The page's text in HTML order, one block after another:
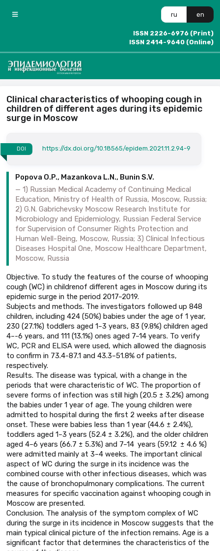
ru en
ISSN 2226-6976 (Print)
ISSN 2414-9640 (Online)
Clinical characteristics of whooping cough in
children of different ages during its epidemic
surge in Moscow
DOI https://dx.doi.org/10.18565/epidem.2021.11.2.94-9
Popova O.P., Mazankova L.N., Bunin S.V.
1) Russian Medical Academy of Continuing Medical
Education, Ministry of Health of Russia, Moscow, Russia;
2) G.N. Gabrichevsky Moscow Research Institute for
Microbiology and Epidemiology, Russian Federal Service
for Supervision of Consumer Rights Protection and
Human Well-Being, Moscow, Russia; 3) Clinical Infectious
Diseases Hospital One, Moscow Healthcare Department,
Moscow, Russia
Objective. To study the features of the course of whooping
cough (WC) in childrenof different ages in Moscow during its
epidemic surge in the period 2017–2019.
Subjects and methods. The investigators followed up 848
children, including 424 (50%) babies under the age of 1 year,
230 (27.1%) toddlers aged 1–3 years, 83 (9.8%) children aged
4–-6 years, and 111 (13.1%) ones aged 7–14 years. To verify
WC, PCR and ELISA were used, which allowed the diagnosis
to confirm in 73.4-87.1 and 43.3–51.8% of patients,
respectively.
Results. The disease was typical, with a change in the
periods that were characteristic of WC. The proportion of
severe forms of infection was still high (20.5 ± 3.2%) among
the babies under 1 year of age. The young children were
admitted to hospital during the first 2 weeks after disease
onset. These were babies less than 1 year (44.6 ± 2.4%),
toddlers aged 1–3 years (52.4 ± 3.2%), and the older children
aged 4–6 years (66.7 ± 5.3%) and 7–14 years (59.12 ± 4.6 %)
were admitted mainly at 3–4 weeks. The important clinical
aspect of WC during the surge in its incidence was the
combined course with other infectious diseases, which was
the cause of bronchopulmonary complications. The current
measures for specific vaccination against whooping cough in
Moscow are presented.
Conclusion. The analysis of the symptom complex of WC
during the surge in its incidence in Moscow suggests that the
main typical clinical picture of the infection remains. Age is a
significant factor that determines the characteristics of the